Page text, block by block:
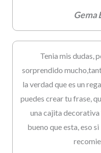
Gema
Tenia mis dudas,
sorprendido
la verdad que es un
puedes crear tu frase,
una cajita
bueno que esta, eso